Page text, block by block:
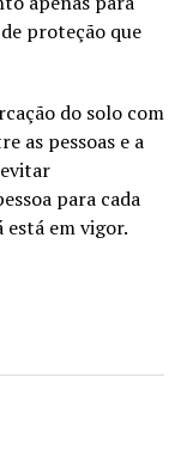
proteção que
do solo com
as pessoas e a
para cada
em vigor.